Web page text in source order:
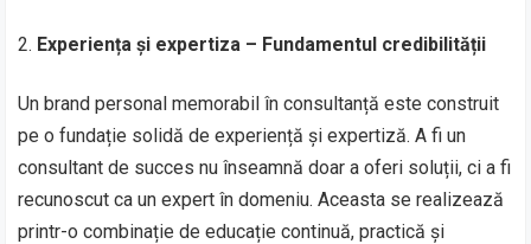
Experiența și expertiza – Fundamentul credibilității
Un brand personal memorabil în consultanță este construit
pe o fundație solidă de experiență și expertiză. A fi un
consultant de succes nu înseamnă doar a oferi soluții, ci a fi
recunoscut ca un expert în domeniu. Aceasta se realizează
printr-o combinație de educație continuă, practică și